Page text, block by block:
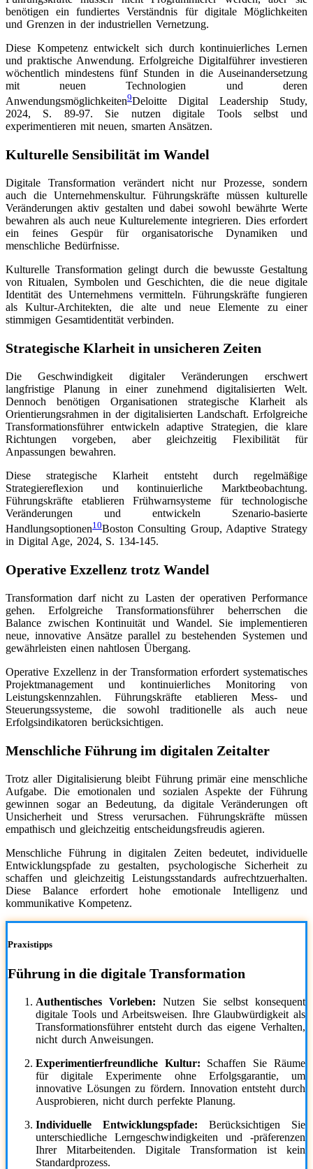
benötigen ein fundiertes Verständnis für digitale Möglichkeiten
und Grenzen in der industriellen Vernetzung.
Diese Kompetenz entwickelt sich durch kontinuierliches Lernen
und praktische Anwendung. Erfolgreiche Digitalführer investieren
wöchentlich mindestens fünf Stunden in die Auseinandersetzung
mit neuen Technologien und deren
Anwendungsmöglichkeiten9Deloitte Digital Leadership Study,
2024, S. 89-97. Sie nutzen digitale Tools selbst und
experimentieren mit neuen, smarten Ansätzen.
Kulturelle Sensibilität im Wandel
Digitale Transformation verändert nicht nur Prozesse, sondern
auch die Unternehmenskultur. Führungskräfte müssen kulturelle
Veränderungen aktiv gestalten und dabei sowohl bewährte Werte
bewahren als auch neue Kulturelemente integrieren. Dies erfordert
ein feines Gespür für organisatorische Dynamiken und
menschliche Bedürfnisse.
Kulturelle Transformation gelingt durch die bewusste Gestaltung
von Ritualen, Symbolen und Geschichten, die die neue digitale
Identität des Unternehmens vermitteln. Führungskräfte fungieren
als Kultur-Architekten, die alte und neue Elemente zu einer
stimmigen Gesamtidentität verbinden.
Strategische Klarheit in unsicheren Zeiten
Die Geschwindigkeit digitaler Veränderungen erschwert
langfristige Planung in einer zunehmend digitalisierten Welt.
Dennoch benötigen Organisationen strategische Klarheit als
Orientierungsrahmen in der digitalisierten Landschaft. Erfolgreiche
Transformationsführer entwickeln adaptive Strategien, die klare
Richtungen vorgeben, aber gleichzeitig Flexibilität für
Anpassungen bewahren.
Diese strategische Klarheit entsteht durch regelmäßige
Strategiereflexion und kontinuierliche Marktbeobachtung.
Führungskräfte etablieren Frühwarnsysteme für technologische
Veränderungen und entwickeln Szenario-basierte
Handlungsoptionen10Boston Consulting Group, Adaptive Strategy
in Digital Age, 2024, S. 134-145.
Operative Exzellenz trotz Wandel
Transformation darf nicht zu Lasten der operativen Performance
gehen. Erfolgreiche Transformationsführer beherrschen die
Balance zwischen Kontinuität und Wandel. Sie implementieren
neue, innovative Ansätze parallel zu bestehenden Systemen und
gewährleisten einen nahtlosen Übergang.
Operative Exzellenz in der Transformation erfordert systematisches
Projektmanagement und kontinuierliches Monitoring von
Leistungskennzahlen. Führungskräfte etablieren Mess- und
Steuerungssysteme, die sowohl traditionelle als auch neue
Erfolgsindikatoren berücksichtigen.
Menschliche Führung im digitalen Zeitalter
Trotz aller Digitalisierung bleibt Führung primär eine menschliche
Aufgabe. Die emotionalen und sozialen Aspekte der Führung
gewinnen sogar an Bedeutung, da digitale Veränderungen oft
Unsicherheit und Stress verursachen. Führungskräfte müssen
empathisch und gleichzeitig entscheidungsfreudis agieren.
Menschliche Führung in digitalen Zeiten bedeutet, individuelle
Entwicklungspfade zu gestalten, psychologische Sicherheit zu
schaffen und gleichzeitig Leistungsstandards aufrechtzuerhalten.
Diese Balance erfordert hohe emotionale Intelligenz und
kommunikative Kompetenz.
Praxistipps
Führung in die digitale Transformation
Authentisches Vorleben: Nutzen Sie selbst konsequent
digitale Tools und Arbeitsweisen. Ihre Glaubwürdigkeit als
Transformationsführer entsteht durch das eigene Verhalten,
nicht durch Anweisungen.
Experimentierfreundliche Kultur: Schaffen Sie Räume
für digitale Experimente ohne Erfolgsgarantie, um
innovative Lösungen zu fördern. Innovation entsteht durch
Ausprobieren, nicht durch perfekte Planung.
Individuelle Entwicklungspfade: Berücksichtigen Sie
unterschiedliche Lerngeschwindigkeiten und -präferenzen
Ihrer Mitarbeitenden. Digitale Transformation ist kein
Standardprozess.